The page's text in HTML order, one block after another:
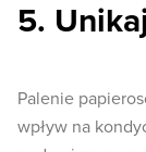
5.
Palenie
wpływ na